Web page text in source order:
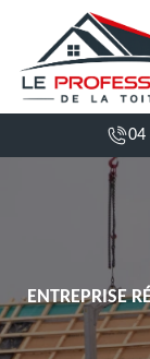
04
ENTREPRISE